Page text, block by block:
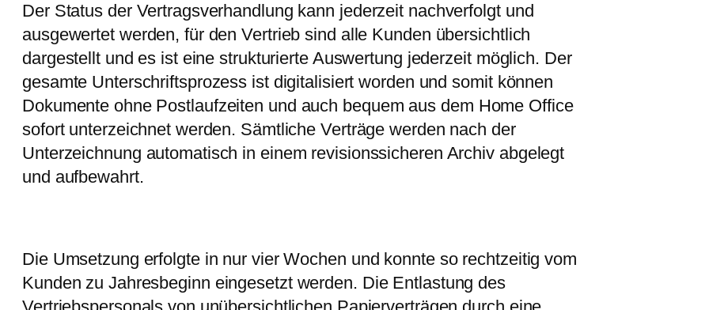
Der Status der Vertragsverhandlung kann jederzeit nachverfolgt und
ausgewertet werden, für den Vertrieb sind alle Kunden übersichtlich
dargestellt und es ist eine strukturierte Auswertung jederzeit möglich. Der
gesamte Unterschriftsprozess ist digitalisiert worden und somit können
Dokumente ohne Postlaufzeiten und auch bequem aus dem Home Office
sofort unterzeichnet werden. Sämtliche Verträge werden nach der
Unterzeichnung automatisch in einem revisionssicheren Archiv abgelegt
und aufbewahrt.
Die Umsetzung erfolgte in nur vier Wochen und konnte so rechtzeitig vom
Kunden zu Jahresbeginn eingesetzt werden. Die Entlastung des